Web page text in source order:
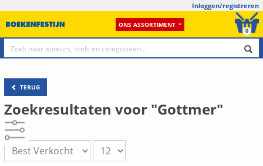
Inloggen/registreren
ONS ASSORTIMENT
0
TERUG
Zoekresultaten voor "Gottmer"